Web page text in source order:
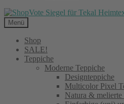
Menü
Shop
SALE!
Teppiche
Moderne Teppiche
Designteppiche
Multicolor Pixel
Natura & melierte